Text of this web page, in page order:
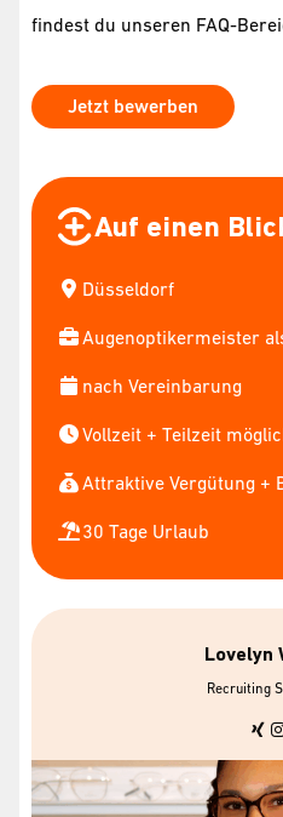
findest du unseren FAQ-
Jetzt bewerben
Auf einen
Düsseldorf
Augenoptikermeister
nach Vereinbarung
Vollzeit + Teilzeit
Attraktive Vergütung +
30 Tage Urlaub
Lovelyn
Recruiting